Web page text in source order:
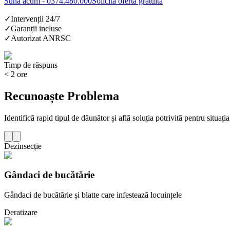
✓Intervenții 24/7
✓Garanții incluse
✓Autorizat ANRSC
Timp de răspuns
< 2 ore
Recunoaște Problema
Identifică rapid tipul de dăunător și află soluția potrivită pentru
Dezinsecție
Gândaci de bucătărie
Gândaci de bucătărie și blatte care infestează locuințele
Deratizare